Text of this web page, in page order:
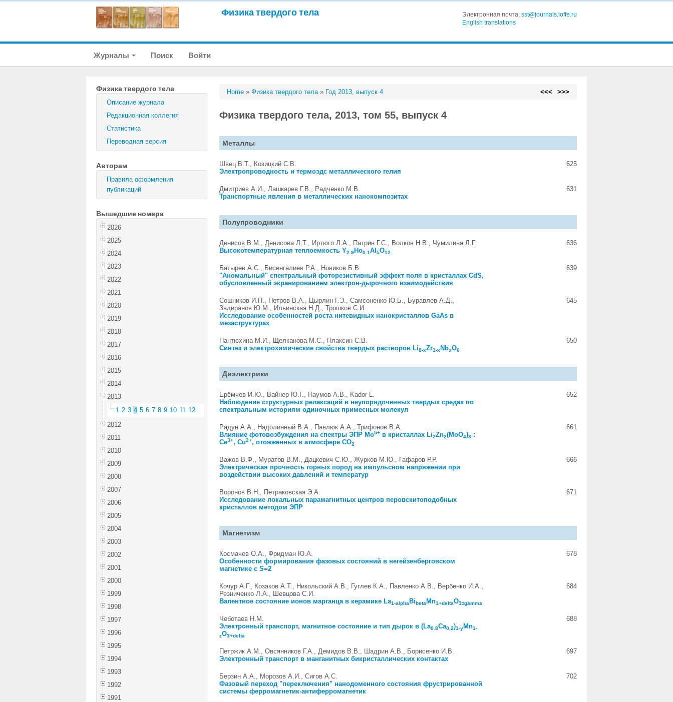
Физика твердого тела Электронная почта: sst@journals.ioffe.ru
English translations
Журналы Поиск Войти
Физика твердого тела
Описание журнала
Редакционная коллегия
Статистика
Переводная версия
Авторам
Правила оформления
публикаций
Вышедшие номера
2026
2025
2024
2023
2022
2021
2020
2019
2018
2017
2016
2015
2014
2013
1 2 3 4 5 6 7 8 9 10 11 12
2012
2011
2010
2009
2008
2007
2006
2005
2004
2003
2002
2001
2000
1999
1998
1997
1996
1995
1994
1993
1992
1991
Home »Физика твердого тела» Год 2013, выпуск 4 <<< >>>
Физика твердого тела, 2013, том 55, выпуск 4
Металлы
Швец В.Т., Козицкий С.В.
Электропроводность и термоэдс металлического гелия
625
Дмитриев А.И., Лашкарев Г.В., Радченко М.В.
Транспортные явления в металлических нанокомпозитах
631
Полупроводники
Денисов В.М., Денисова Л.Т., Иртюго Л.А., Патрин Г.С., Волков Н.В., Чумилина Л.Г.
Высокотемпературная теплоемкость Y2.9Ho0.1Al5O12
636
Батырев А.С., Бисенгалиев Р.А., Новиков Б.В.
"Аномальный" спектральный фоторезистивный эффект поля в кристаллах CdS,
обусловленный экранированием электрон-дырочного взаимодействия
639
Сошников И.П., Петров В.А., Цырлин Г.Э., Самсоненко Ю.Б., Буравлев А.Д.,
Задиранов Ю.М., Ильинская Н.Д., Трошков С.И.
Исследование особенностей роста нитевидных нанокристаллов GaAs в
мезаструктурах
645
Пантюхина М.И., Щелканова М.С., Плаксин С.В.
Синтез и электрохимические свойства твердых растворов Li8-xZr1-xNbxO6
650
Диэлектрики
Ерёмчев И.Ю., Вайнер Ю.Г., Наумов А.В., Kador L.
Наблюдение структурных релаксаций в неупорядоченных твердых средах по
спектральным историям одиночных примесных молекул
652
Рядун А.А., Надолинный В.А., Павлюк А.А., Трифонов В.А.
Влияние фотовозбуждения на спектры ЭПР Мо5+ в кристаллах Li2Zn2(MoO4)3 :
Се3+, Cu2+, отожженных в атмосфере СО2
661
Важов В.Ф., Муратов В.М., Дацкевич С.Ю., Журков М.Ю., Гафаров Р.Р.
Электрическая прочность горных пород на импульсном напряжении при
воздействии высоких давлений и температур
666
Воронов В.Н., Петраковская Э.А.
Исследование локальных парамагнитных центров перовскитоподобных
кристаллов методом ЭПР
671
Магнетизм
Космачев О.А., Фридман Ю.А.
Особенности формирования фазовых состояний в негейзенберговском
магнетике с S=2
678
Кочур А.Г., Козаков А.Т., Никольский А.В., Гуглев К.А., Павленко А.В., Вербенко И.А.,
Резниченко Л.А., Шевцова С.И.
Валентное состояние ионов марганца в керамике La1-alphaBibetaMn1+deltaO3±gamma
684
Чеботаев Н.М.
Электронный транспорт, магнитное состояние и тип дырок в (La0.8Ca0.2)1-yMn1-
zO3+delta
688
Петржик А.М., Овсянников Г.А., Демидов В.В., Шадрин А.В., Борисенко И.В.
Электронный транспорт в манганитных бикристаллических контактах
697
Берзин А.А., Морозов А.И., Сигов А.С.
Фазовый переход "переключения" нанодоменного состояния фрустрированной
системы ферромагнетик-антиферромагнетик
702